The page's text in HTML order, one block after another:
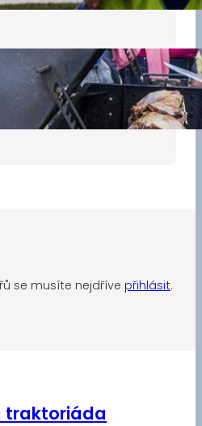
2026
se musíte nejdříve přihlásit.
traktoriáda